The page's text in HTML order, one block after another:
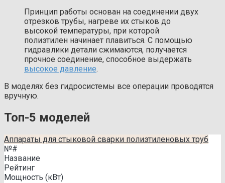
Принцип работы основан на соединении двух
отрезков трубы, нагреве их стыков до
высокой температуры, при которой
полиэтилен начинает плавиться. С помощью
гидравлики детали сжимаются, получается
прочное соединение, способное выдержать
высокое давление.
В моделях без гидросистемы все операции проводятся
вручную.
Топ-5 моделей
Аппараты для стыковой сварки полиэтиленовых труб
№#
Название
Рейтинг
Мощность (кВт)